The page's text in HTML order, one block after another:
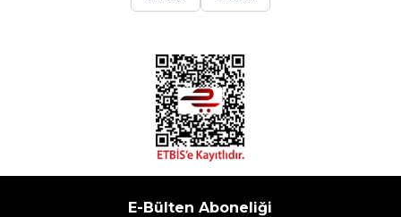
E-Bülten Aboneliği